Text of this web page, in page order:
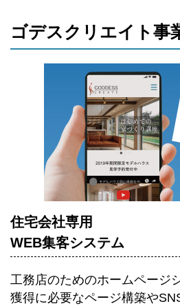
ゴデスクリエイト事
住宅会社専用
WEB集客システム
工務店のためのホームページ
獲得に必要なページ構築や